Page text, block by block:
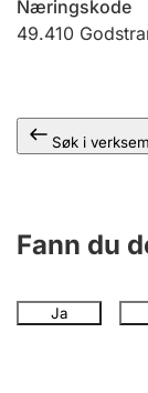
Andre tema
Næringskode
49.410
Søk i
Fann du
Ja